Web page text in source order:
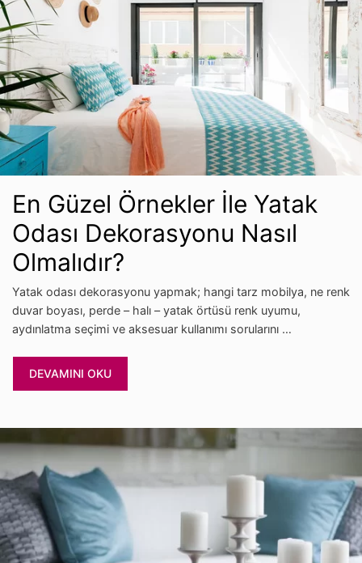
En Güzel Örnekler İle Yatak
Odası Dekorasyonu Nasıl
Olmalıdır?
Yatak odası dekorasyonu yapmak; hangi tarz mobilya, ne renk
duvar boyası, perde – halı – yatak örtüsü renk uyumu,
aydınlatma seçimi ve aksesuar kullanımı sorularını …
DEVAMINI OKU